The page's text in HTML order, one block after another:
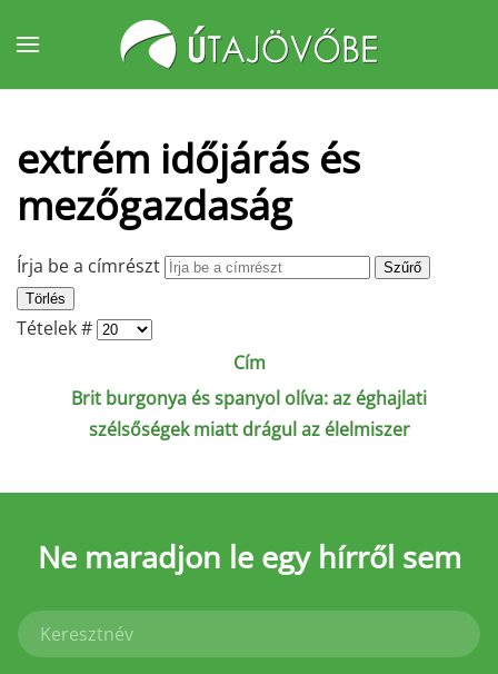
Fő tartalom átugrása
extrém időjárás és
mezőgazdaság
Írja be a címrészt
Szűrő
Törlés
Tételek #
Cím
Brit burgonya és spanyol olíva: az éghajlati
szélsőségek miatt drágul az élelmiszer
Ne maradjon le egy hírről sem